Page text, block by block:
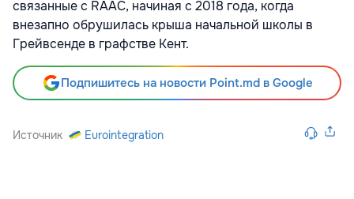
связанные с RAAC, начиная с 2018 года, когда
внезапно обрушилась крыша начальной школы в
Грейвсенде в графстве Кент.
Подпишитесь на новости Point.md в Google
Источник Eurointegration